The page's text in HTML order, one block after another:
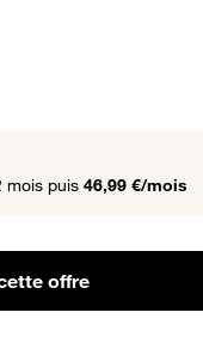
mois puis 46,99 €/mois
offre